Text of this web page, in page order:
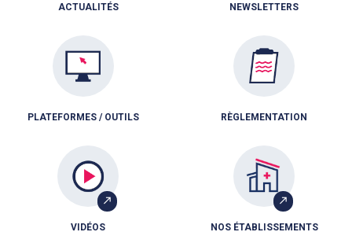
ACTUALITÉS NEWSLETTERS
PLATEFORMES / OUTILS RÈGLEMENTATION
VIDÉOS NOS ÉTABLISSEMENTS